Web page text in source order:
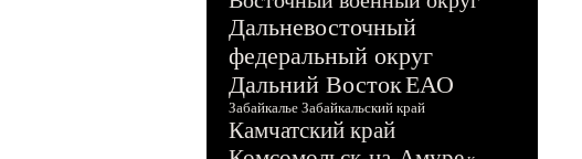
Дальневосточный
федеральный округ
Дальний ВостокЕАО
Забайкалье Забайкальский край
Камчатский край